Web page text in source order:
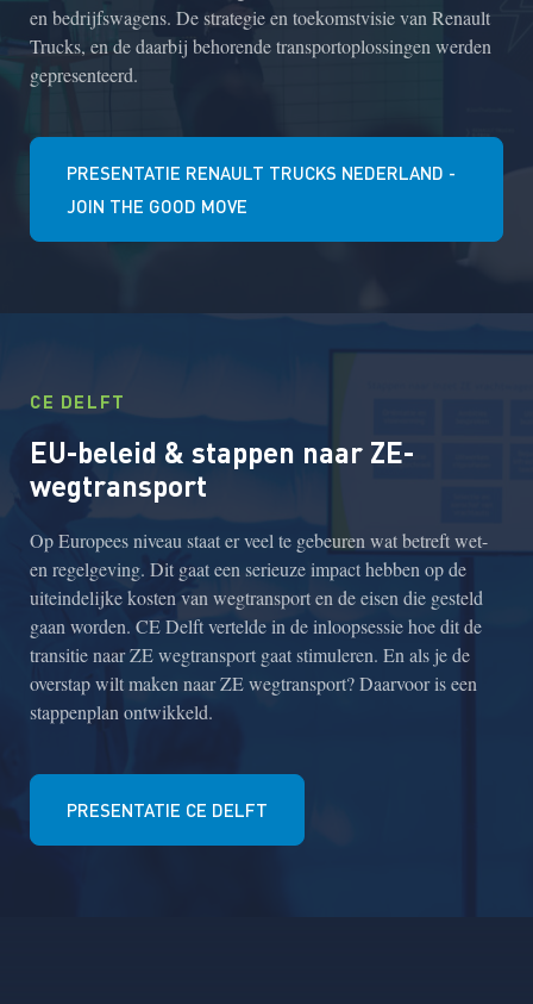
en bedrijfswagens. De strategie en toekomstvisie van Renault
Trucks, en de daarbij behorende transportoplossingen werden
gepresenteerd.
PRESENTATIE RENAULT TRUCKS NEDERLAND -
JOIN THE GOOD MOVE
CE DELFT
EU-beleid & stappen naar ZE-
wegtransport
Op Europees niveau staat er veel te gebeuren wat betreft wet-
en regelgeving. Dit gaat een serieuze impact hebben op de
uiteindelijke kosten van wegtransport en de eisen die gesteld
gaan worden. CE Delft vertelde in de inloopsessie hoe dit de
transitie naar ZE wegtransport gaat stimuleren. En als je de
overstap wilt maken naar ZE wegtransport? Daarvoor is een
stappenplan ontwikkeld.
PRESENTATIE CE DELFT